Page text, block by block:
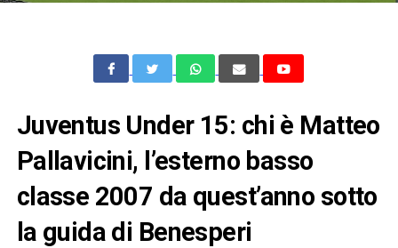
Juventus Under 15: chi è Matteo
Pallavicini, l’esterno basso
classe 2007 da quest’anno sotto
la guida di Benesperi